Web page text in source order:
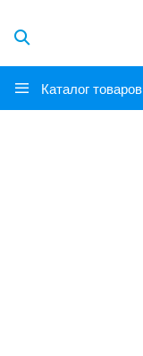
Каталог товаров